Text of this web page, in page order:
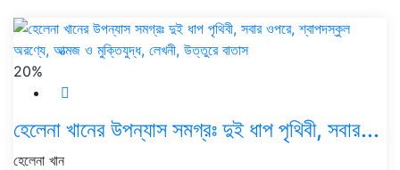
20%
হেলেনা খানের উপন্যাস সমগ্রঃ দুই ধাপ পৃথিবী, সবার...
হেলেনা খান